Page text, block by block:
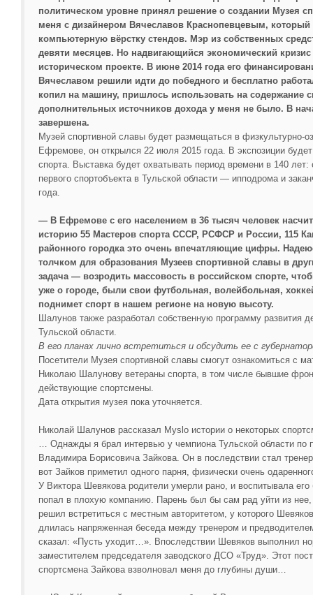
политическом уровне принял решение о создании Музея
меня с дизайнером Вячеславов Краснопевцевым, который
компьютерную вёрстку стендов. Мэр из собственных
девяти месяцев. Но надвигающийся экономический
историческом проекте. В июне 2014 года его
Вячеславом решили идти до победного и бесплатно
копил на машину, пришлось использовать на содержание
дополнительных источников дохода у меня не было. В
завершена.
Музей спортивной славы будет размещаться в физкультурно-
Ефремове, он открылся 22 июля 2015 года. В экспозиции
спорта. Выставка будет охватывать период времени в 140 лет:
первого спортобъекта в Тульской области — ипподрома и
года.
— В Ефремове с его населением в 36 тысяч человек
историю 55 Мастеров спорта СССР, РСФСР и России, 115
районного городка это очень впечатляющие цифры.
толчком для образования Музеев спортивной славы в
задача — возродить массовость в российском спорте,
уже о городе, были свои футбольная, волейбольная,
поднимет спорт в нашем регионе на новую высоту.
Шалунов также разработал собственную программу развития
Тульской области.
В его планах лично встретиться и обсудить ее с
Посетители Музея спортивной славы смогут ознакомиться с
Николаю Шалунову ветераны спорта, в том числе бывшие
действующие спортсмены.
Дата открытия музея пока уточняется.
Николай Шалунов рассказал Myslo истории о некоторых
… Однажды я брал интервью у чемпиона Тульской области по
Владимира Борисовича Зайкова. Он в последствии стал
вот Зайков приметил одного парня, физически очень
У Виктора Шевякова родители умерли рано, и воспитывала
попал в плохую компанию. Парень был бы сам рад уйти из нее,
решил встретиться с местным авторитетом, у которого
длилась напряженная беседа между тренером и
сказал: «Пусть уходит…». Впоследствии Шевяков выполнил
заместителем председателя заводского ДСО «Труд». Этот
спортсмена Зайкова взволновал меня до глубины души…